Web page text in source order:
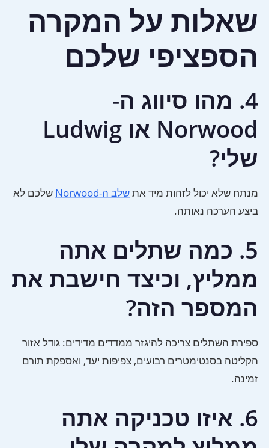
שאלות על המקרה
הספציפי שלכם
4. מהו סיווג ה-
Norwood או Ludwig
שלי?
מנתח שלא יכול לזהות מיד אתשלב ה-Norwood
שלכם לא
ביצע הערכה נאותה.
5. כמה שתלים אתה
ממליץ, וכיצד חישבת את
המספר הזה?
ספירת השתלים צריכה להיגזר ממדדים מדידים: גודל אזור
הקליטה בסנטימטרים רבועים, צפיפות יעד, ואספקת תורם
זמינה.
6. איזו טכניקה אתה